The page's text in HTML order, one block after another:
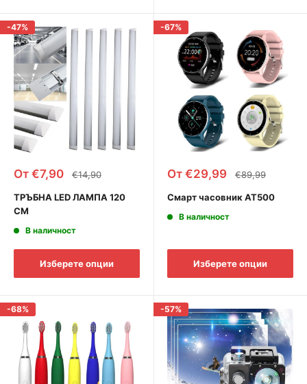
-47%
Промоционална
От €7,90
Редовна
цена
€14,90
ТРЪБНА LED ЛАМПА 120
СМ
В наличност
Изберете опции
-67%
Промоционална
От €29,99
Редовна
цена
€89,99
Смарт часовник AT500
В наличност
Изберете опции
-68% -57%